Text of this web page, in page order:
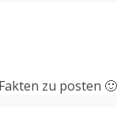
zu posten